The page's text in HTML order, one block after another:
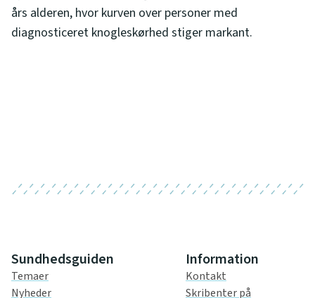
års alderen, hvor kurven over personer med
diagnosticeret knogleskørhed stiger markant.
Sundhedsguiden
Temaer
Nyheder
Information
Kontakt
Skribenter på